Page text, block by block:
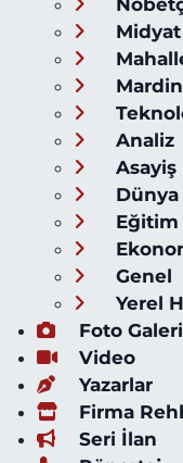
Mardin
Analiz
Asayiş
Dünya
Eğitim
Genel
Yerel
Foto Galeri
Video
Yazarlar
Firma
Seri İlan